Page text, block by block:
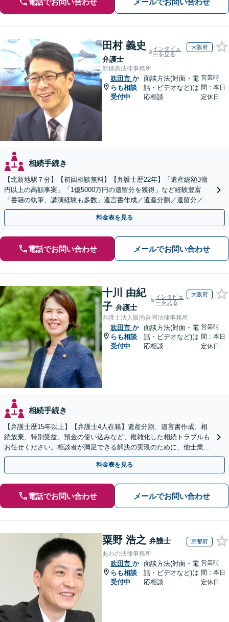
田村 義史
弁護士
インタビュ
ーを見る
大阪府
新穂高法律事務所
吹田市 か
らも相談
受付中
面談方法(対面・電
話・ビデオなど)は
応相談
営業時
間：本日
定休日
相続手続き
【北新地駅７分】【初回相談無料】【弁護士歴22年】「遺産総額3億
円以上の高額事案」「1億5000万円の遺留分を獲得」など経験豊富
「書籍の執筆、講演経験も多数」遺言書作成／遺産分割／遺留分／相
続放棄など【休日・夜間面談可】【完全個室対応】
料金表を見る
電話でお問い合わせ メールでお問い合わせ
十川 由紀
子 弁護士
インタビュ
ーを見る
大阪府
弁護士法人阪南合同法律事務所
吹田市 か
らも相談
受付中
面談方法(対面・電
話・ビデオなど)は
応相談
営業時
間：本日
定休日
相続手続き
【弁護士歴15年以上】【弁護士4人在籍】遺産分割、遺言書作成、相
続放棄、特別受益、預金の使い込みなど、複雑化した相続トラブルも
お任せください。相談者が満足できる解決の実現のために、他士業と
連携し最善を尽くします【完全個室】
料金表を見る
電話でお問い合わせ メールでお問い合わせ
粟野 浩之 弁護士 京都府
あわの法律事務所
吹田市 か
らも相談
受付中
面談方法(対面・電
話・ビデオなど)は
応相談
営業時
間：本日
定休日